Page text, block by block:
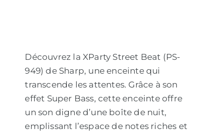
Découvrez la XParty Street Beat (PS-
949) de Sharp, une enceinte qui
transcende les attentes. Grâce à son
effet Super Bass, cette enceinte offre
un son digne d’une boîte de nuit,
emplissant l’espace de notes riches et